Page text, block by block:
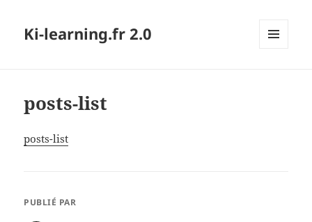
Ki-learning.fr 2.0
posts-list
posts-list
PUBLIÉ PAR